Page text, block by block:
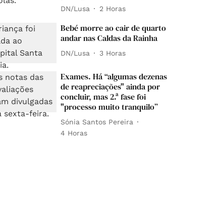
DN/Lusa 2 Horas
Bebé morre ao cair de quarto
andar nas Caldas da Rainha
DN/Lusa 3 Horas
Exames. Há “algumas dezenas
de reapreciações" ainda por
concluir, mas 2.ª fase foi
"processo muito tranquilo”
Sónia Santos Pereira
4 Horas